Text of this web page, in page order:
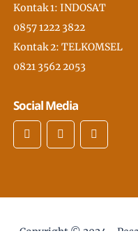
Kontak 1: INDOSAT
0857 1222 3822
Kontak 2: TELKOMSEL
0821 3562 2053
Social Media
Copyright © 2024 -